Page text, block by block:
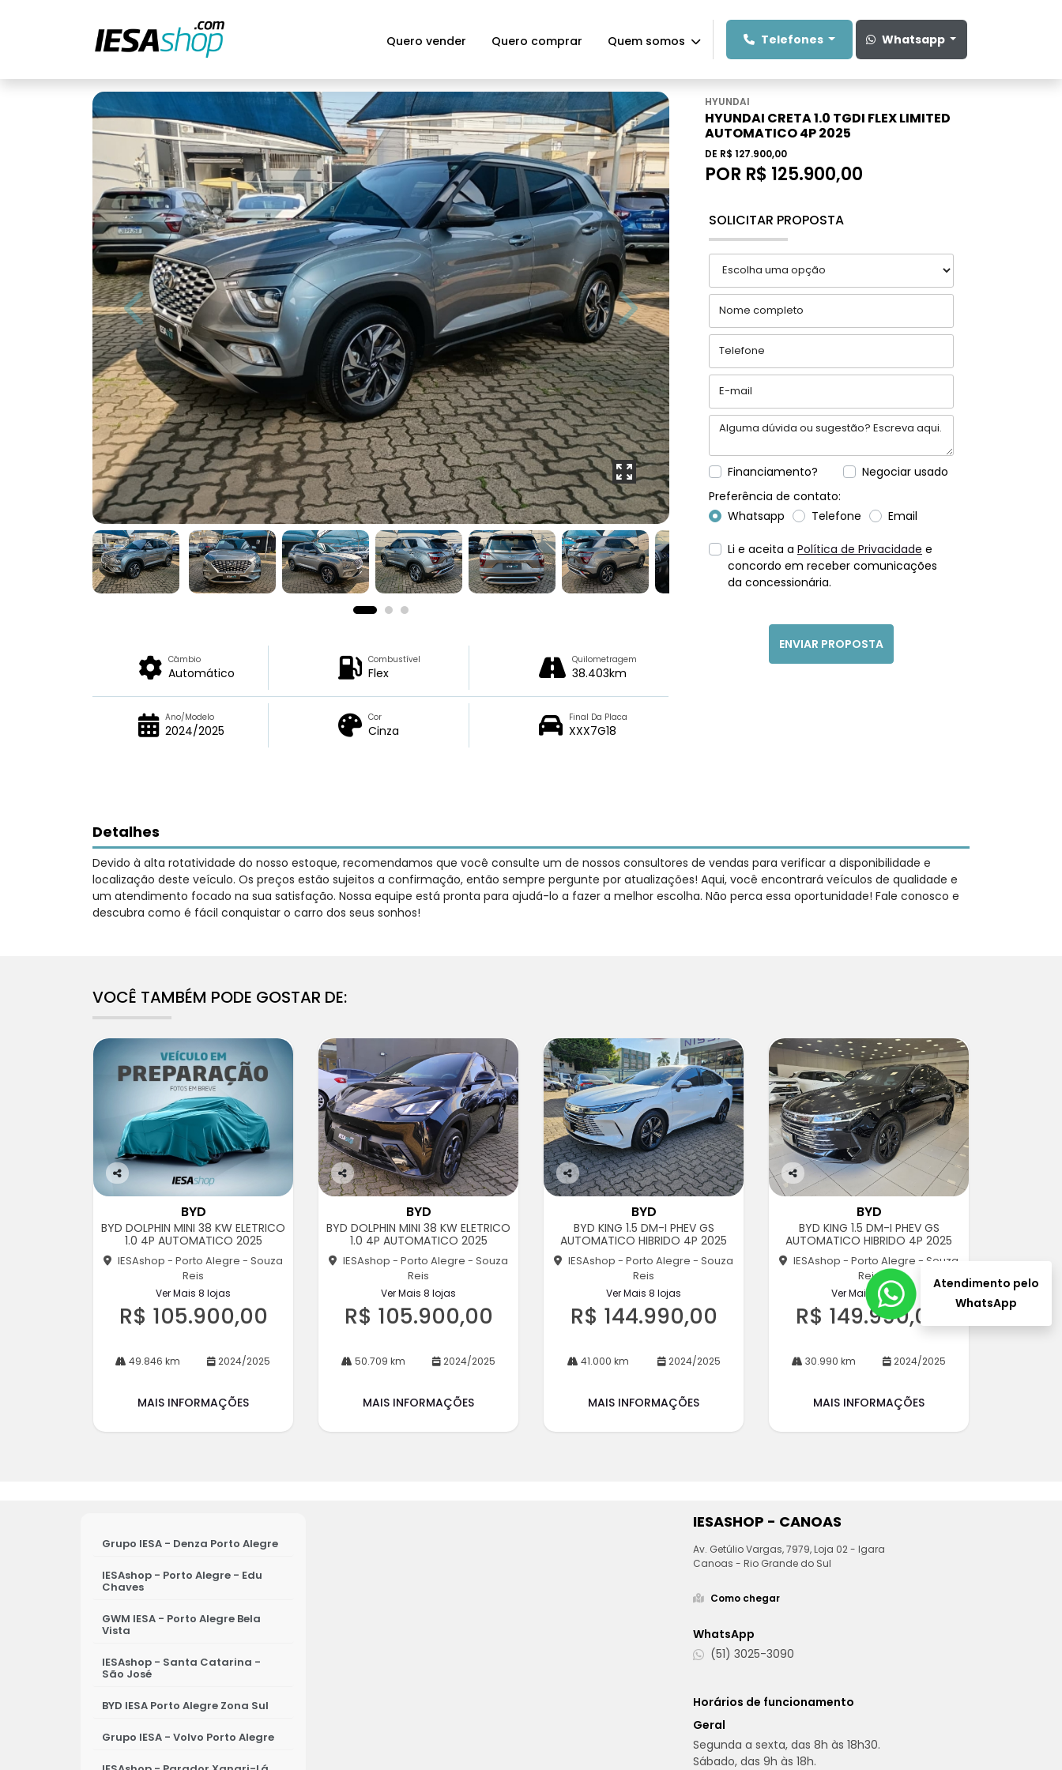
Quero vender Quero comprar Quem somos Telefones Whatsapp
HYUNDAI
HYUNDAI CRETA 1.0 TGDI FLEX LIMITED
AUTOMATICO 4P 2025
DE R$ 127.900,00
POR R$ 125.900,00
SOLICITAR PROPOSTA
Financiamento?
Negociar usado
Preferência de contato:
Whatsapp
Telefone Email
Li e aceita a Política de Privacidade e
concordo em receber comunicações
da concessionária.
ENVIAR PROPOSTA
Previous Next
Câmbio
Automático
Combustível
Flex
Quilometragem
38.403km
Ano/Modelo
2024/2025
Cor
Cinza
Final Da Placa
XXX7G18
Detalhes
Devido à alta rotatividade do nosso estoque, recomendamos que você consulte um de nossos consultores de vendas para verificar a disponibilidade e
localização deste veículo. Os preços estão sujeitos a confirmação, então sempre pergunte por atualizações! Aqui, você encontrará veículos de qualidade e
um atendimento focado na sua satisfação. Nossa equipe está pronta para ajudá-lo a fazer a melhor escolha. Não perca essa oportunidade! Fale conosco e
descubra como é fácil conquistar o carro dos seus sonhos!
VOCÊ TAMBÉM PODE GOSTAR DE:
Co
rtil
BYD
BYD DOLPHIN MINI 38 KW ELETRICO
1.0 4P AUTOMATICO 2025
IESAshop - Porto Alegre - Souza
Reis
Ver Mais 8 lojas
R$ 105.900,00
49.846 km 2024/2025
MAIS INFORMAÇÕES
Co
rtil
BYD
BYD DOLPHIN MINI 38 KW ELETRICO
1.0 4P AUTOMATICO 2025
IESAshop - Porto Alegre - Souza
Reis
Ver Mais 8 lojas
R$ 105.900,00
50.709 km 2024/2025
MAIS INFORMAÇÕES
Co
he
BYD
BYD KING 1.5 DM-I PHEV GS
AUTOMATICO HIBRIDO 4P 2025
IESAshop - Porto Alegre - Souza
Reis
Ver Mais 8 lojas
R$ 144.990,00
41.000 km 2024/2025
MAIS INFORMAÇÕES
Co
he
BYD
BYD KING 1.5 DM-I PHEV GS
AUTOMATICO HIBRIDO 4P 2025
IESAshop - Porto Alegre - Souza
Reis
Ver Mais 8 lojas
R$ 149.990,00
30.990 km 2024/2025
MAIS INFORMAÇÕES
Grupo IESA - Denza Porto Alegre
IESAshop - Porto Alegre - Edu
Chaves
GWM IESA - Porto Alegre Bela
Vista
BYD IESA Porto Alegre Zona Sul
Grupo IESA - Volvo Porto Alegre
IESAshop - Santa Catarina -
São José
IESASHOP - CANOAS
Av. Getúlio Vargas, 7979, Loja 02 - Igara
Canoas - Rio Grande do Sul
Como chegar
WhatsApp
(51) 3025-3090
Horários de funcionamento
Geral
Segunda a sexta, das 8h às 18h30.
Sábado, das 9h às 18h.
Atendimento pelo
WhatsApp